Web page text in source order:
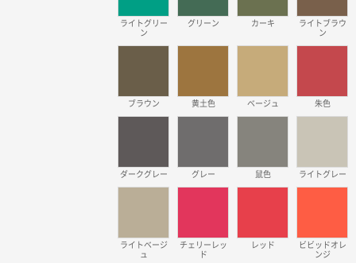
ライトグリー
ン
グリーン カーキ
ライトブラウ
ン
ブラウン 黄土色 ベージュ 朱色
ダークグレー グレー 鼠色 ライトグレー
ライトベージ
ュ
チェリーレッ
ド
レッド
ビビッドオレ
ンジ